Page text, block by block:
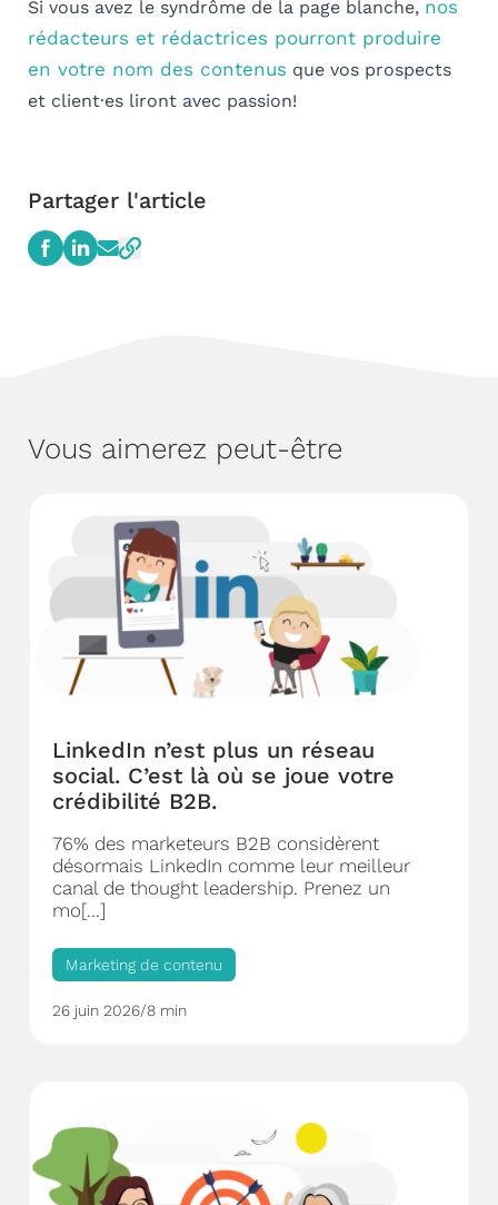
Partager l'article
Si vous avez le syndrôme de la page blanche, nos
rédacteurs et rédactrices pourront produire
en votre nom des contenus que vos prospects
et client·es liront avec passion!
Vous aimerez peut-être
LinkedIn n’est plus un réseau
social. C’est là où se joue votre
crédibilité B2B.
76% des marketeurs B2B considèrent
désormais LinkedIn comme leur meilleur
canal de thought leadership. Prenez un
mo[...]
Marketing de contenu
26 juin 2026/8 min